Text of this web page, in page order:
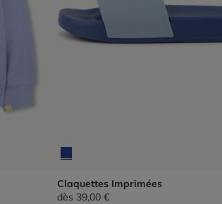
Claquettes Imprimées
dès 39,00 €